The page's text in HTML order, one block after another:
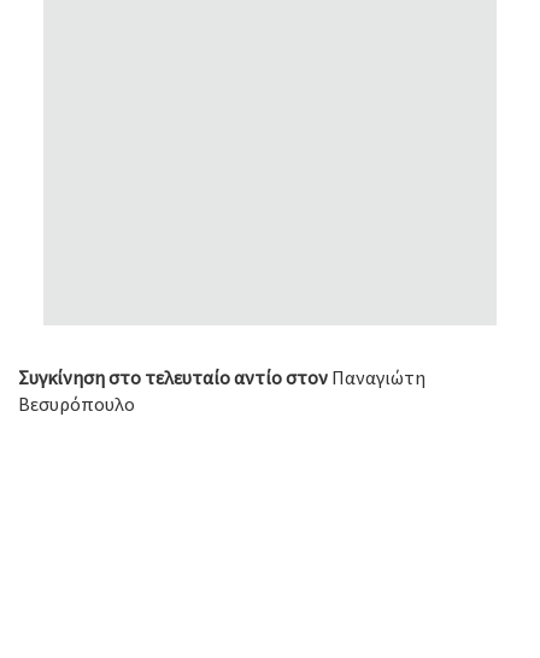
Συγκίνηση στο τελευταίο αντίο στον Παναγιώτη
Βεσυρόπουλο